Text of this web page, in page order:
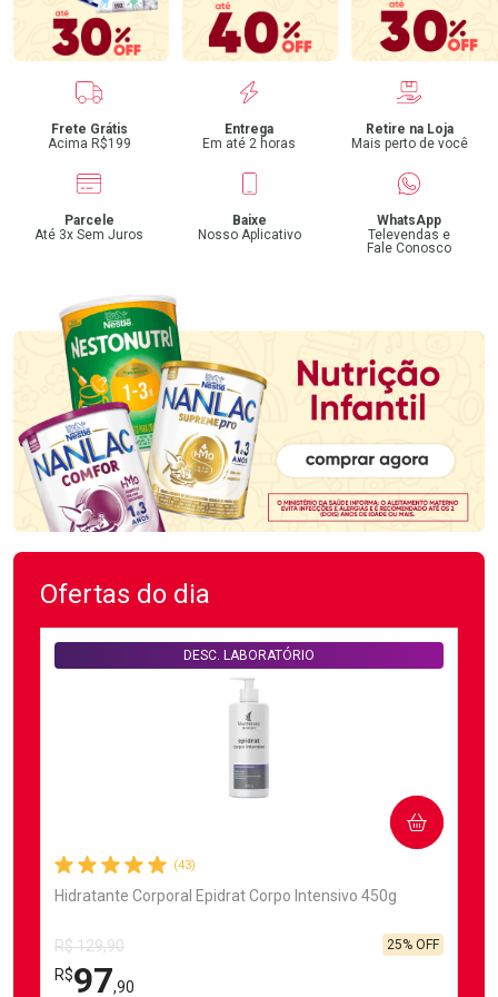
Benefícios
Frete Grátis
Acima R$199
Entrega
Em até 2 horas
Retire na Loja
Mais perto de você
Parcele
Até 3x Sem Juros
Baixe
Nosso Aplicativo
WhatsApp
Televendas e
Fale Conosco
Ofertas do dia
(43)
Hidratante Corporal Epidrat Corpo Intensivo 450g
DESC. LABORATÓRIO
R$ 129,90
R$97,90
25% OFF
COMPRAR